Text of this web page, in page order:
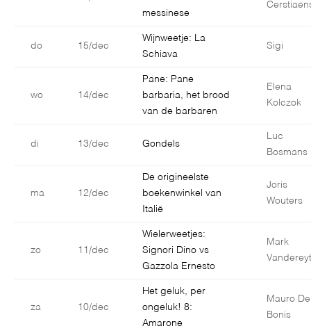
messinese
do 15/dec
Wijnweetje: La
Schiava
Sigi
wo 14/dec
Pane: Pane
barbaria, het brood
van de barbaren
Elena
Kolczok
di 13/dec Gondels
Luc
Bosmans
ma 12/dec
De origineelste
boekenwinkel van
Italië
Joris
Wouters
zo 11/dec
Wielerweetjes:
Signori Dino vs
Gazzola Ernesto
Mark
Vandereyt
za 10/dec
Het geluk, per
ongeluk! 8:
Amarone
Mauro De
Bonis